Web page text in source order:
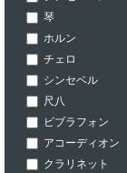
琴
ホルン
チェロ
シンセベル
尺八
ビブラフォン
アコーディオン
クラリネット